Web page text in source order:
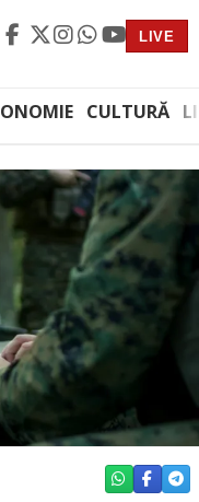
LIVE
CULTURĂ
WHATSAPP